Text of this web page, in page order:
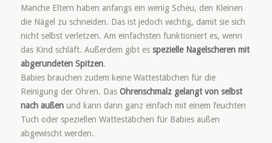
Manche Eltern haben anfangs ein wenig Scheu, den Kleinen
die Nägel zu schneiden. Das ist jedoch wichtig, damit sie sich
nicht selbst verletzen. Am einfachsten funktioniert es, wenn
das Kind schläft. Außerdem gibt esspezielle Nagelscheren mit
abgerundeten Spitzen.
Babies brauchen zudem keine Wattestäbchen für die
Reinigung der Ohren. Das Ohrenschmalz gelangt von selbst
nach außenund kann dann ganz einfach mit einem feuchten
Tuch oder speziellen Wattestäbchen für Babies außen
abgewischt werden.